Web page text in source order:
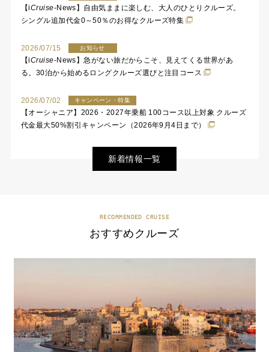
【iCruise-News】自由気ままに楽しむ、大人のひとりクルーズ。
シングル追加代金0～50％のお得なクルーズ特集
2026/07/15 お知らせ
【iCruise-News】急がない旅だからこそ、見えてくる世界があ
る。30泊から始めるロングクルーズ選びと注目コース
2026/07/02 キャンペーン・特集
【オーシャニア】2026・2027年乗船 100コース以上対象 クルーズ
代金最大50%割引キャンペーン（2026年9月4日まで）
新着情報一覧
RECOMMENDED CRUISE
おすすめクルーズ